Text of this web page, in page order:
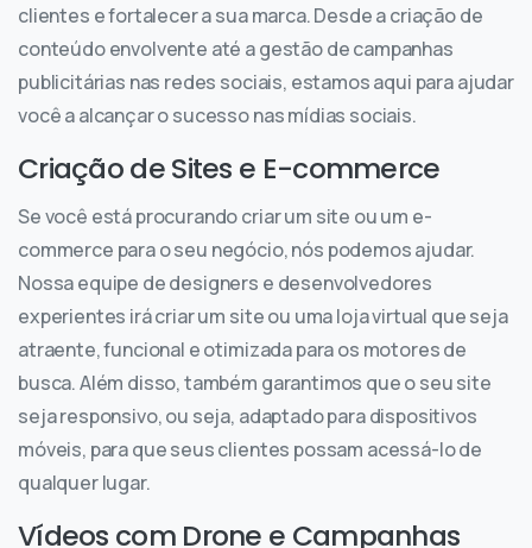
clientes e fortalecer a sua marca. Desde a criação de
conteúdo envolvente até a gestão de campanhas
publicitárias nas redes sociais, estamos aqui para ajudar
você a alcançar o sucesso nas mídias sociais.
Criação de Sites e E-commerce
Se você está procurando criar um site ou um e-
commerce para o seu negócio, nós podemos ajudar.
Nossa equipe de designers e desenvolvedores
experientes irá criar um site ou uma loja virtual que seja
atraente, funcional e otimizada para os motores de
busca. Além disso, também garantimos que o seu site
seja responsivo, ou seja, adaptado para dispositivos
móveis, para que seus clientes possam acessá-lo de
qualquer lugar.
Vídeos com Drone e Campanhas